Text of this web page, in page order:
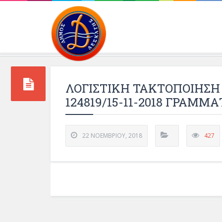
ΛΟΓΙΣΤΙΚΗ
124819/15-11-2018
22 ΝΟΕΜΒΡΊΟΥ, 2018 427